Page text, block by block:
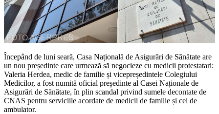
Începând de luni seară, Casa Națională de Asigurări de Sănătate are
un nou președinte care urmează să negocieze cu medicii protestatari:
​Valeria Herdea, medic de familie și vicepreședintele Colegiului
Medicilor, a fost numită oficial președinte al Casei Naționale de
Asigurări de Sănătate, în plin scandal privind sumele decontate de
CNAS pentru serviciile acordate de medicii de familie și cei de
ambulator.